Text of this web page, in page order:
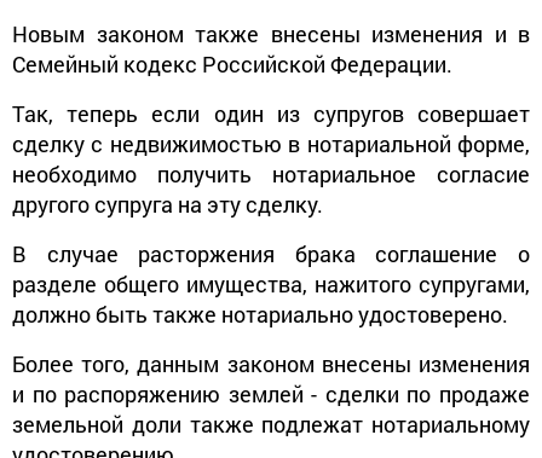
Новым законом также внесены изменения и в
Семейный кодекс Российской Федерации.
Так, теперь если один из супругов совершает
сделку с недвижимостью в нотариальной форме,
необходимо получить нотариальное согласие
другого супруга на эту сделку.
В случае расторжения брака соглашение о
разделе общего имущества, нажитого супругами,
должно быть также нотариально удостоверено.
Более того, данным законом внесены изменения
и по распоряжению землей - сделки по продаже
земельной доли также подлежат нотариальному